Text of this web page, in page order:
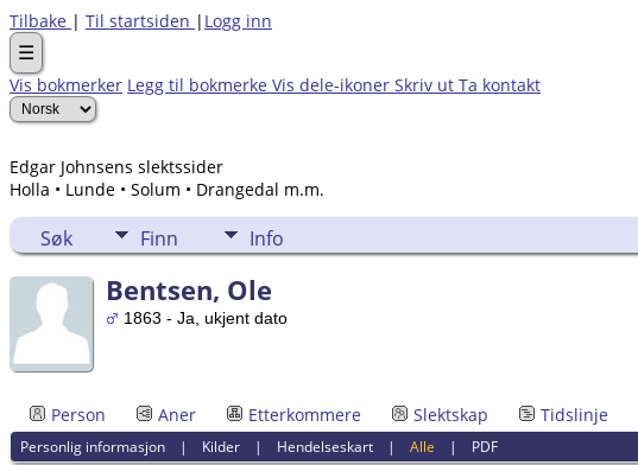
Tilbake | Til startsiden | Logg inn
☰
Vis bokmerker Legg til bokmerke Vis dele-ikoner Skriv ut Ta kontakt
Edgar Johnsens slektssider
Holla • Lunde • Solum • Drangedal m.m.
Søk Finn Info
Bentsen, Ole
1863 - Ja, ukjent dato
Person Aner Etterkommere Slektskap Tidslinje
Personlig informasjon | Kilder | Hendelseskart |Alle | PDF